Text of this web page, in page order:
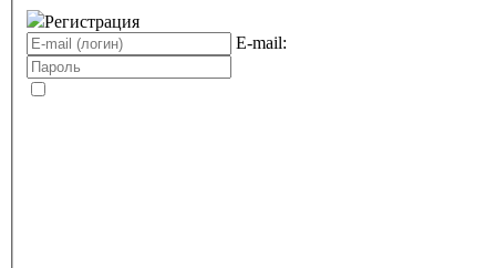
Регистрация
E-mail: